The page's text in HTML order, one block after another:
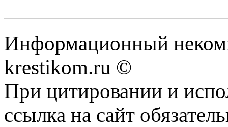
Информационный
krestikom.ru ©
При цитировании и
ссылка на сайт